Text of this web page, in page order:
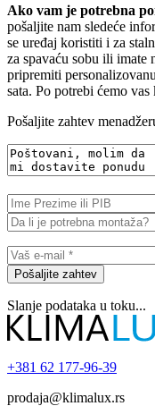
Ako vam je potrebna
pošaljite nam sledeće
se uređaj koristiti i za
za spavaću sobu ili imate
pripremiti
sata. Po potrebi ćemo
Pošaljite zahtev
Pošaljite zahtev
Slanje podataka u toku...
+381 62 177-96-39
prodaja@klimalux.rs